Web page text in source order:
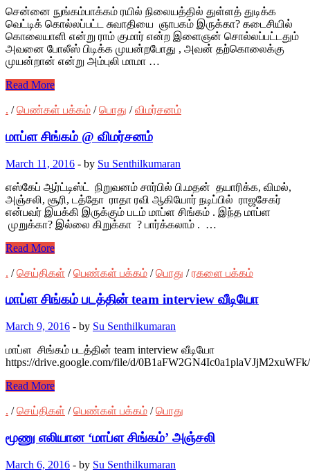
சென்னை நுங்கம்பாக்கம் ரயில் நிலையத்தில் துள்ளத் துடிக்க
வெட்டிக் கொல்லப்பட்ட சுவாதியை ஞாபகம் இருக்கா? கடைசியில்
கொலையாளி என்று ராம் குமார் என்ற இளைஞன் சொல்லப்பட்டதும்
அவனை போலீஸ் பிடிக்க முயன்றபோது , அவன் தற்கொலைக்கு
முயன்றான் என்று அம்புலி மாமா …
Read More
. /பெண்கள் பக்கம் /பொது /விமர்சனம்
மாப்ள சிங்கம் @ விமர்சனம்
March 11, 2016 - by Su Senthilkumaran
எஸ்கேப் ஆர்ட்டிஸ்ட் நிறுவனம் சார்பில் பி.மதன் தயாரிக்க, விமல்,
அஞ்சலி, சூரி, டத்தோ ராதா ரவி ஆகியோர் நடிப்பில் ராஜசேகர்
என்பவர் இயக்கி இருக்கும் படம் மாப்ள சிங்கம் . இந்த மாப்ள
முறுக்கா? இல்லை கிறுக்கா ? பார்க்கலாம் . …
Read More
. /செய்திகள் /பெண்கள் பக்கம் /பொது /ரகளை பக்கம்
மாப்ள சிங்கம் படத்தின் team interview வீடியோ
March 9, 2016 - by Su Senthilkumaran
மாப்ள சிங்கம் படத்தின் team interview வீடியோ
https://drive.google.com/file/d/
Read More
. /செய்திகள் /பெண்கள் பக்கம் /பொது
மூணு எலியான ‘மாப்ள சிங்கம்’ அஞ்சலி
March 6, 2016 - by Su Senthilkumaran